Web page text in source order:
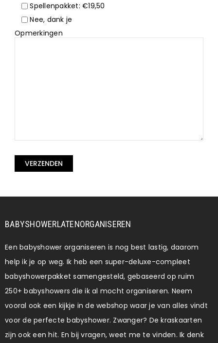
Spellenpakket: €19,50
Nee, dank je
Opmerkingen
Gelieve
veld
laten.
BABYSHOWERLATENORGANISEREN
Een babyshower organiseren is nog best lastig, daarom
help ik je op weg. Ik heb een super-deluxe-compleet
babyshowerpakket samengesteld, gebaseerd op ruim
250+ babyshowers die ik al mocht organiseren. Neem
vooral ook een kijkje in de webshop waar je van alles vindt
voor de perfecte babyshower. Zwanger? De kraskaarten
zijn ook een hit. En bij vragen, weet me te vinden. Ik denk